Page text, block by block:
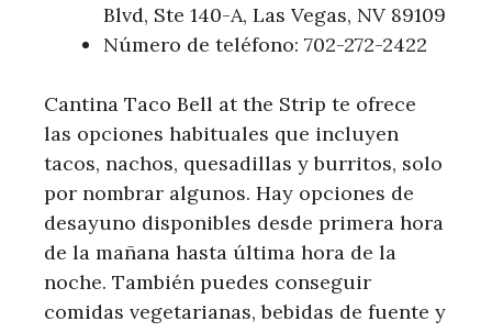
Blvd, Ste 140-A, Las Vegas, NV 89109
Número de teléfono: 702-272-2422
Cantina Taco Bell at the Strip te ofrece
las opciones habituales que incluyen
tacos, nachos, quesadillas y burritos, solo
por nombrar algunos. Hay opciones de
desayuno disponibles desde primera hora
de la mañana hasta última hora de la
noche. También puedes conseguir
comidas vegetarianas, bebidas de fuente y